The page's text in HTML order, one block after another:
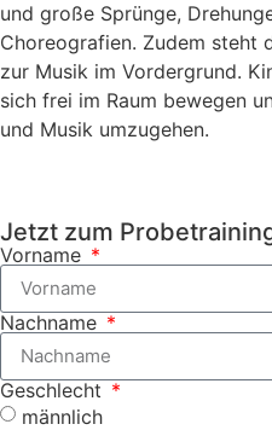
und große Sprünge,
Choreografien. Zudem steht
zur Musik im Vordergrund.
sich frei im Raum bewegen
und Musik umzugehen.
Jetzt zum
Vorname
Nachname
Geschlecht
männlich